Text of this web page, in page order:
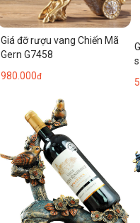
Giá đỡ rượu vang Chiến Mã
Gern G7458
980.000đ